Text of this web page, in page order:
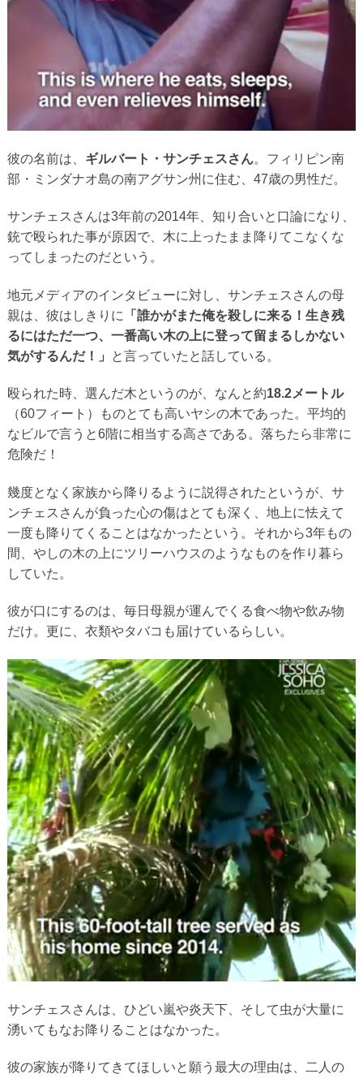
彼の名前は、 ギルバート・サンチェスさん。フィリピン南
部・ミンダナオ島の南アグサン州に住む、47歳の男性だ。
サンチェスさんは3年前の2014年、知り合いと口論になり、
銃で殴られた事が原因で、木に上ったまま降りてこなくな
ってしまったのだという。
地元メディアのインタビューに対し、サンチェスさんの母
親は、彼はしきりに
「誰かがまた俺を殺しに来る！生き残
るにはただ一つ、一番高い木の上に登って留まるしかない
気がするんだ！」
と言っていたと話している。
殴られた時、選んだ木というのが、なんと約18.2メートル
（60フィート）ものとても高いヤシの木であった。平均的
なビルで言うと6階に相当する高さである。落ちたら非常に
危険だ！
幾度となく家族から降りるように説得されたというが、サ
ンチェスさんが負った心の傷はとても深く、地上に怯えて
一度も降りてくることはなかったという。それから3年もの
間、やしの木の上にツリーハウスのようなものを作り暮ら
していた。
彼が口にするのは、毎日母親が運んでくる食べ物や飲み物
だけ。更に、衣類やタバコも届けているらしい。
サンチェスさんは、ひどい嵐や炎天下、そして虫が大量に
湧いてもなお降りることはなかった。
彼の家族が降りてきてほしいと願う最大の理由は、二人の